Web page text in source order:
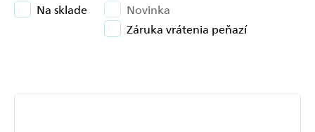
Na sklade
Novinka
Záruka vrátenia peňazí